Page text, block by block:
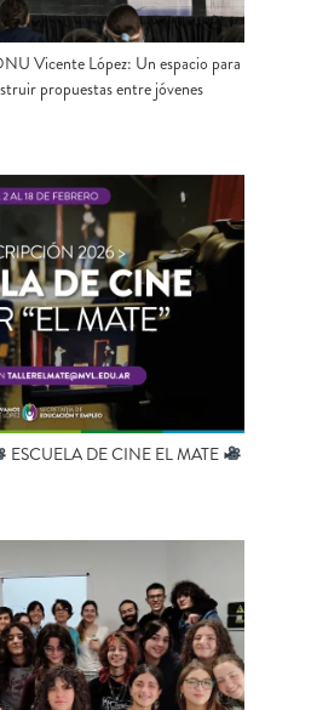
Vicente López: Un espacio para
propuestas entre jóvenes
ESCUELA DE CINE EL MATE